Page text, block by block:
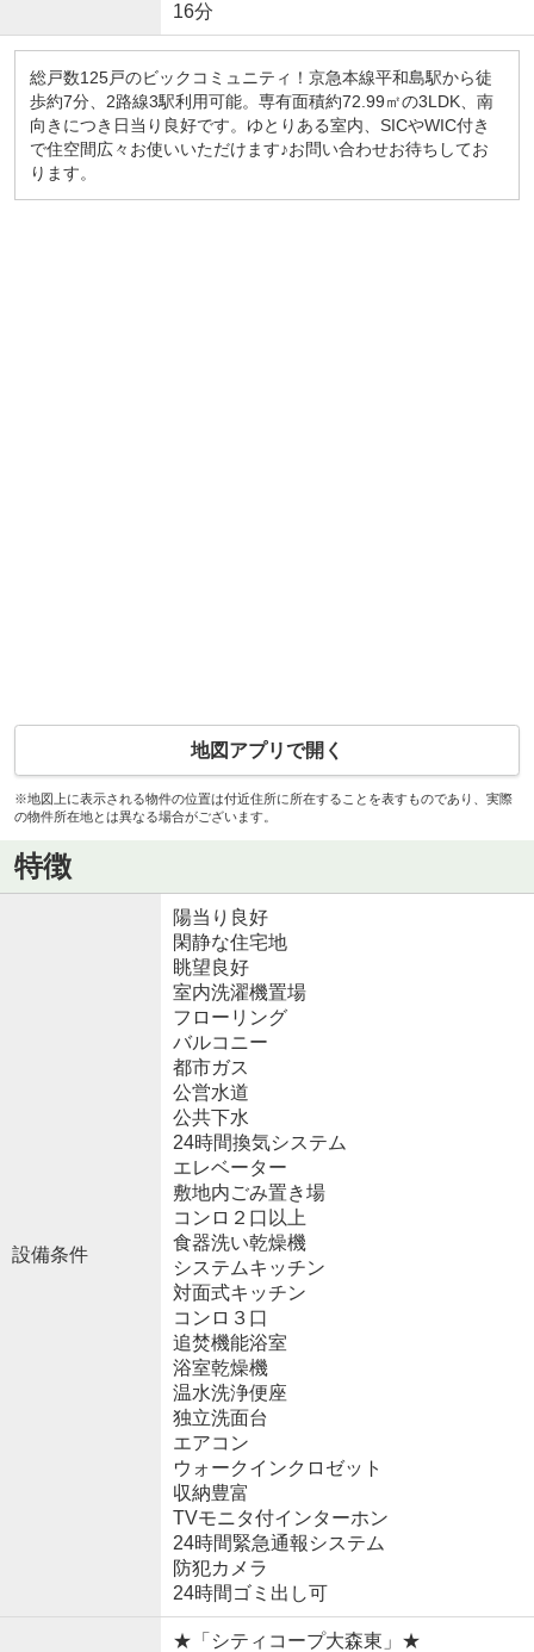
16分
総戸数125戸のビックコミュニティ！京急本線平和島駅から徒
歩約7分、2路線3駅利用可能。専有面積約72.99㎡の3LDK、南
向きにつき日当り良好です。ゆとりある室内、SICやWIC付き
で住空間広々お使いいただけます♪お問い合わせお待ちしてお
ります。
地図アプリで開く
※地図上に表示される物件の位置は付近住所に所在することを表すものであり、実際
の物件所在地とは異なる場合がございます。
特徴
設備条件
陽当り良好
閑静な住宅地
眺望良好
室内洗濯機置場
フローリング
バルコニー
都市ガス
公営水道
公共下水
24時間換気システム
エレベーター
敷地内ごみ置き場
コンロ２口以上
食器洗い乾燥機
システムキッチン
対面式キッチン
コンロ３口
追焚機能浴室
浴室乾燥機
温水洗浄便座
独立洗面台
エアコン
ウォークインクロゼット
収納豊富
TVモニタ付インターホン
24時間緊急通報システム
防犯カメラ
24時間ゴミ出し可
★「シティコープ大森東」★